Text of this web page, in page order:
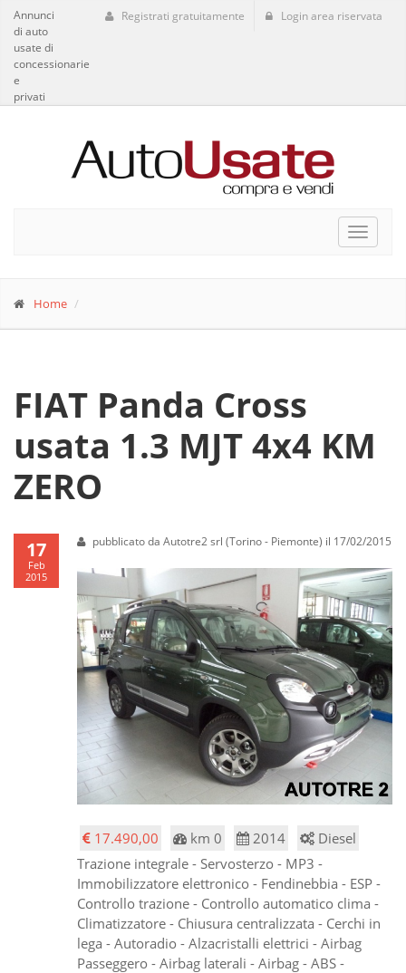
Annunci
di auto
usate di
concessionarie
e
privati
Registrati gratuitamente Login area riservata
Toggle
Home
FIAT Panda Cross
usata 1.3 MJT 4x4 KM
ZERO
17
Feb
2015
pubblicato da Autotre2 srl (Torino - Piemonte) il 17/02/2015
17.490,00 km 0 2014
Diesel
Trazione integrale - Servosterzo - MP3 -
Immobilizzatore elettronico - Fendinebbia - ESP -
Controllo trazione - Controllo automatico clima -
Climatizzatore - Chiusura centralizzata - Cerchi in
lega - Autoradio - Alzacristalli elettrici - Airbag
Passeggero - Airbag laterali - Airbag - ABS -